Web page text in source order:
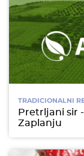
TRADICIONALNI
Pretrljani sir
Zaplanju